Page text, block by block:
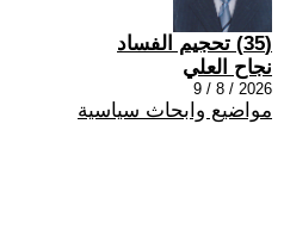
(35) تحجيم الفساد
نجاح العلي
2026 / 8 / 9
مواضيع وابحاث سياسية